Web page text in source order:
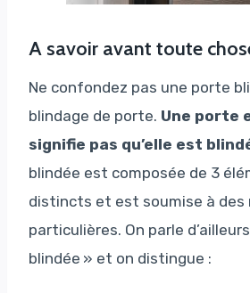
A savoir avant toute
Ne confondez pas une porte
blindage de porte. Une porte
signifie pas qu’elle est
blindée est composée de 3
distincts et est soumise à des
particulières. On parle
blindée » et on distingue :